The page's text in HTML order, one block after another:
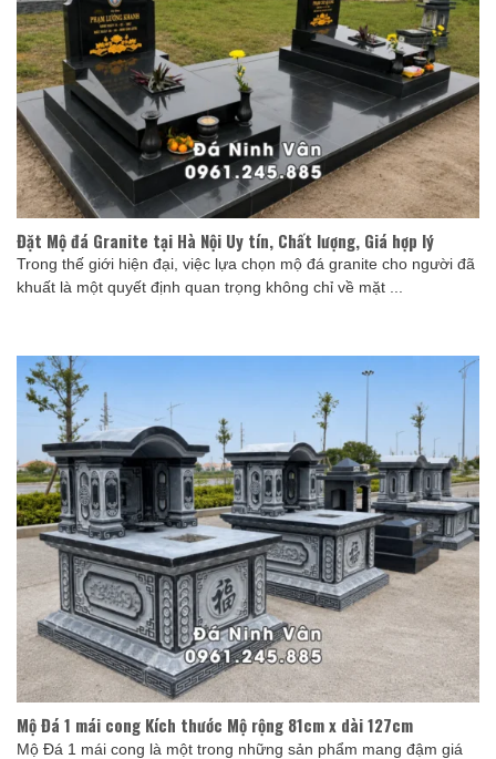
Đặt Mộ đá Granite tại Hà Nội Uy tín, Chất lượng, Giá hợp lý
Trong thế giới hiện đại, việc lựa chọn mộ đá granite cho người đã
khuất là một quyết định quan trọng không chỉ về mặt ...
Mộ Đá 1 mái cong Kích thước Mộ rộng 81cm x dài 127cm
Mộ Đá 1 mái cong là một trong những sản phẩm mang đậm giá